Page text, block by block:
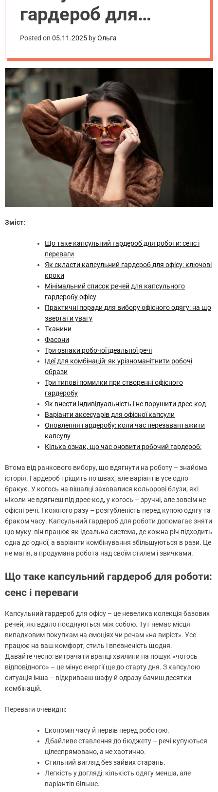
гардероб для
роботи: практичні
поради та ідеї
Posted on 05.11.2025 byОльга
Зміст:
Що таке капсульний гардероб для роботи: сенс і
переваги
Як скласти капсульний гардероб для офісу: ключові
кроки
Мінімальний список речей для капсульного
гардеробу офісу
Практичні поради для вибору офісного одягу: на що
звертати увагу
Тканини
Фасони
Три ознаки робочої ідеальної речі
Ідеї для комбінацій: як урізноманітнити робочі
образи
Три типові помилки при створенні офісного
гардеробу
Як внести індивідуальність і не порушити дрес-код
Варіанти аксесуарів для офісної капсули
Оновлення гардеробу: коли час перезавантажити
капсулу
Кілька ознак, що час оновити робочий гардероб:
Втома від ранкового вибору, що вдягнути на роботу – знайома
історія. Гардероб тріщить по швах, але варіантів усе одно
бракує. У когось на вішалці заховалися кольорові блузи, які
ніколи не вдягнеш під дрес-код, у когось – зручні, але зовсім не
офісні речі. І кожного разу – розгубленість перед купою одягу та
браком часу. Капсульний гардероб для роботи допомагає зняти
цю муку: він працює як ідеальна система, де кожна річ підходить
одна до одної, а варіанти комбінування збільшуються в рази. Це
не магія, а продумана робота над своїм стилем і звичками.
Що таке капсульний гардероб для роботи:
сенс і переваги
Капсульний гардероб для офісу – це невелика колекція базових
речей, які вдало поєднуються між собою. Тут немає місця
випадковим покупкам на емоціях чи речам «на виріст». Усе
працює на ваш комфорт, стиль і впевненість щодня.
Давайте чесно: витрачати вранці хвилини на пошук «чогось
відповідного» – це мінус енергії ще до старту дня. З капсулою
ситуація інша – відкриваєш шафу й одразу бачиш десятки
комбінацій.
Переваги очевидні:
Економія часу й нервів перед роботою.
Дбайливе ставлення до бюджету – речі купуються
цілеспрямовано, а не хаотично.
Стильний вигляд без зайвих старань.
Легкість у догляді: кількість одягу менша, але
варіантів більше.